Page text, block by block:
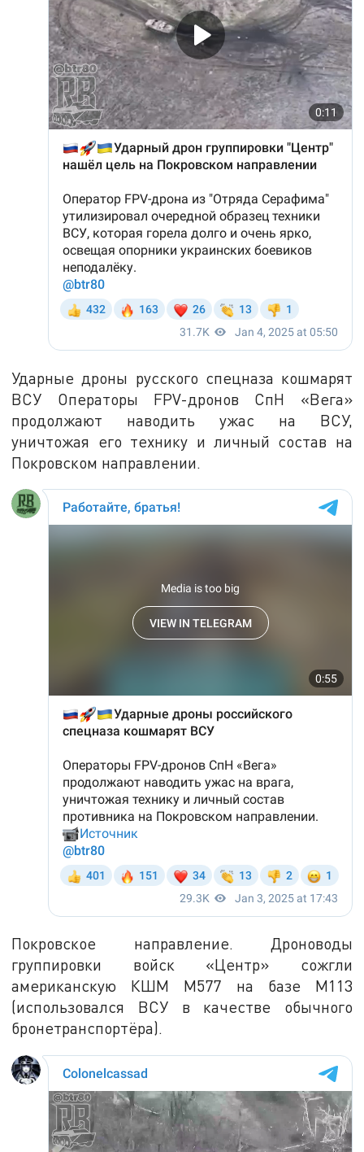
Ударные дроны русского спецназа кошмарят
ВСУ Операторы FPV-дронов СпН «Вега»
продолжают наводить ужас на ВСУ,
уничтожая его технику и личный состав на
Покровском направлении.
Покровское направление. Дроноводы
группировки войск «Центр» сожгли
американскую КШМ М577 на базе М113
(использовался ВСУ в качестве обычного
бронетранспортёра).